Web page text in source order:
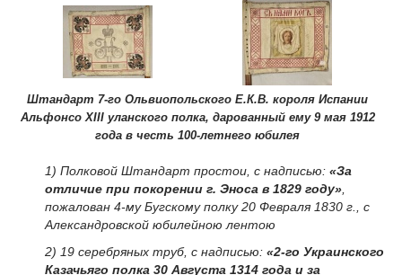
Штандарт 7-го Ольвиопольского Е.К.В. короля Испании
Альфонсо XIII уланского полка, дарованный ему 9 мая 1912
года в честь 100-летнего юбилея
1) Полковой Штандарт простои, с надписью: «За
отличие при покорении г. Эноса в 1829 году»
пожалован 4-му Бугскому полку 20 Февраля 1830 г.
, с
Александровской юбилейною лентою
2) 19 серебряных труб, с надписью: «2-го Украинского
Казачьяго полка 30 Августа 1314 года и за